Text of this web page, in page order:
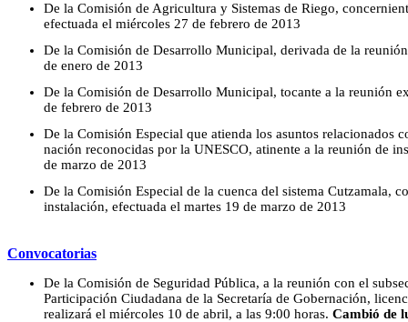
De la Comisión de Agricultura y Sistemas de Riego,
efectuada el miércoles 27 de febrero de 2013
De la Comisión de Desarrollo Municipal, derivada de la
de enero de 2013
De la Comisión de Desarrollo Municipal, tocante a la reunión
de febrero de 2013
De la Comisión Especial que atienda los asuntos relacionados
nación reconocidas por la UNESCO, atinente a la reunión de
de marzo de 2013
De la Comisión Especial de la cuenca del sistema Cutzamala,
instalación, efectuada el martes 19 de marzo de 2013
Convocatorias
De la Comisión de Seguridad Pública, a la reunión con el
Participación Ciudadana de la Secretaría de Gobernación,
realizará el miércoles 10 de abril, a las 9:00 horas. Cambió de